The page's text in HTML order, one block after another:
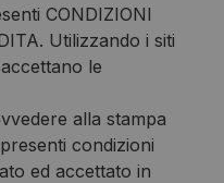
CONDIZIONI
Utilizzando i siti
le
alla stampa
condizioni
ed accettato in